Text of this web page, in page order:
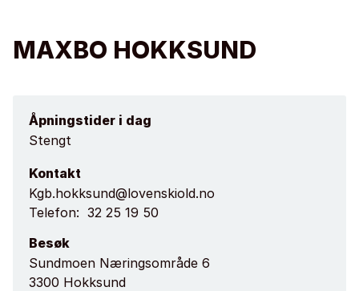
MAXBO HOKKSUND
Åpningstider i dag
Stengt
Kontakt
Kgb.hokksund@lovenskiold.no
Telefon: 32 25 19 50
Besøk
Sundmoen Næringsområde 6
3300 Hokksund